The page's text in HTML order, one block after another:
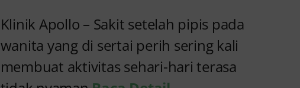
Klinik Apollo – Sakit setelah pipis pada
wanita yang di sertai perih sering kali
membuat aktivitas sehari-hari terasa